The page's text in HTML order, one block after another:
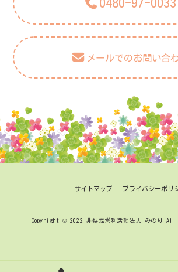
0480-97-0033
メールでのお問い合
サイトマップ プライバシーポリ
Copyright © 2022 非特定営利活動法人 みのり